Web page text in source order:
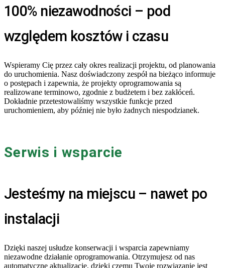
100% niezawodności – pod
względem kosztów i czasu
Wspieramy Cię przez cały okres realizacji projektu, od planowania
do uruchomienia. Nasz doświadczony zespół na bieżąco informuje
o postępach i zapewnia, że projekty oprogramowania są
realizowane terminowo, zgodnie z budżetem i bez zakłóceń.
Dokładnie przetestowaliśmy wszystkie funkcje przed
uruchomieniem, aby później nie było żadnych niespodzianek.
Serwis i wsparcie
Jesteśmy na miejscu – nawet po
instalacji
Dzięki naszej usłudze konserwacji i wsparcia zapewniamy
niezawodne działanie oprogramowania. Otrzymujesz od nas
automatyczne aktualizacje, dzięki czemu Twoje rozwiązanie jest